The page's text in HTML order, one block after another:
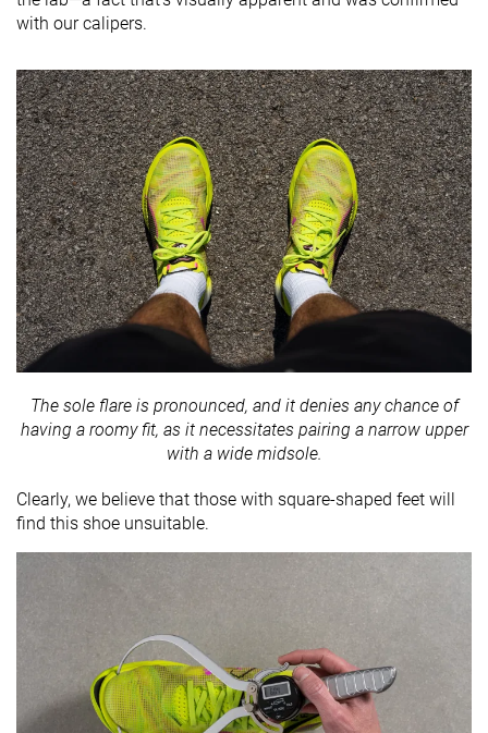
with our calipers.
The sole flare is pronounced, and it denies any chance of
having a roomy fit, as it necessitates pairing a narrow upper
with a wide midsole.
Clearly, we believe that those with square-shaped feet will
find this shoe unsuitable.